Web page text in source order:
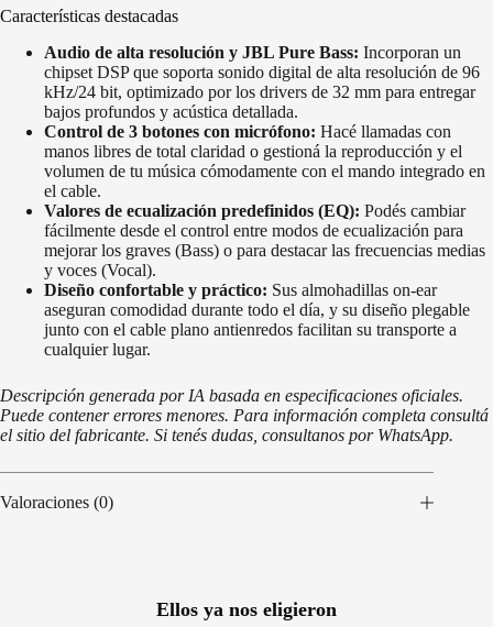
Características destacadas
Audio de alta resolución y JBL Pure Bass: Incorporan un
chipset DSP que soporta sonido digital de alta resolución de 96
kHz/24 bit, optimizado por los drivers de 32 mm para entregar
bajos profundos y acústica detallada.
Control de 3 botones con micrófono: Hacé llamadas con
manos libres de total claridad o gestioná la reproducción y el
volumen de tu música cómodamente con el mando integrado en
el cable.
Valores de ecualización predefinidos (EQ): Podés cambiar
fácilmente desde el control entre modos de ecualización para
mejorar los graves (Bass) o para destacar las frecuencias medias
y voces (Vocal).
Diseño confortable y práctico: Sus almohadillas on-ear
aseguran comodidad durante todo el día, y su diseño plegable
junto con el cable plano antienredos facilitan su transporte a
cualquier lugar.
Descripción generada por IA basada en especificaciones oficiales.
Puede contener errores menores. Para información completa consultá
el sitio del fabricante. Si tenés dudas, consultanos por WhatsApp.
Valoraciones (0)
Ellos ya nos eligieron